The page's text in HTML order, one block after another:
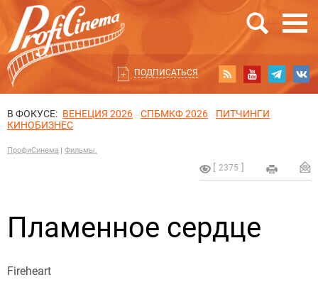
ПОДПИСАТЬСЯ
В ФОКУСЕ: ВЕНЕЦИЯ 2026 СПБМКФ 2026
ПИТЧИНГИ
КИНОБИЗНЕС
ПрофиСинема Фильмы.
2375
Пламенное сердце
Fireheart